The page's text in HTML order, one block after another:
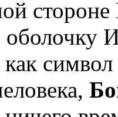
как